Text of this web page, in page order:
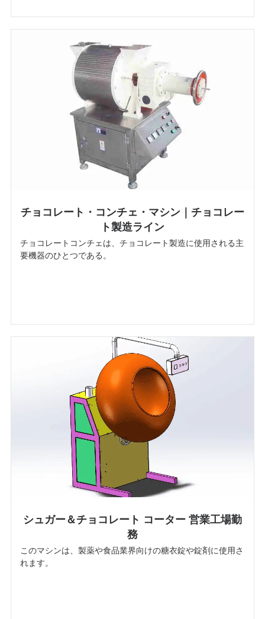
チョコレート・コンチェ・マシン｜チョコレー
ト製造ライン
チョコレートコンチェは、チョコレート製造に使用される主
要機器のひとつである。
シュガー＆チョコレート コーター 営業工場勤
務
このマシンは、製薬や食品業界向けの糖衣錠や錠剤に使用さ
れます。